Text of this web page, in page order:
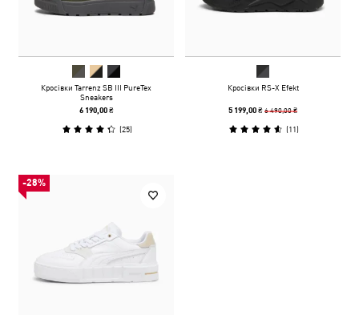
Кросівки Tarrenz SB III PureTex
Sneakers
6 190,00 ₴
(25)
Кросівки RS-X Efekt
5 199,00 ₴6 490,00 ₴
(11)
-28%